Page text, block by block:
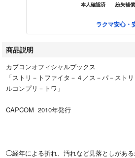
本人確認済 紛失補
ラクマ安心・
商品説明
カプコンオフィシャルブックス
「ストリ－トファイタ－４／ス－パ－スト
ルコンプリ－トワ」
CAPCOM 2010年発行
◯経年による折れ、汚れなど見落としがあ